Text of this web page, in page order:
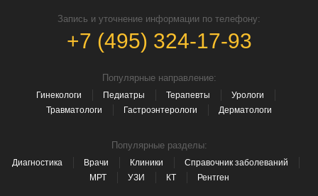
Запись и уточнение информации по телефону:
+7 (495) 324-17-93
Популярные направление:
Гинекологи Педиатры Терапевты
Урологи
Травматологи
Гастроэнтерологи Дерматологи
Популярные разделы:
Диагностика Врачи Клиники
Справочник заболеваний
МРТ
УЗИ КТ Рентген